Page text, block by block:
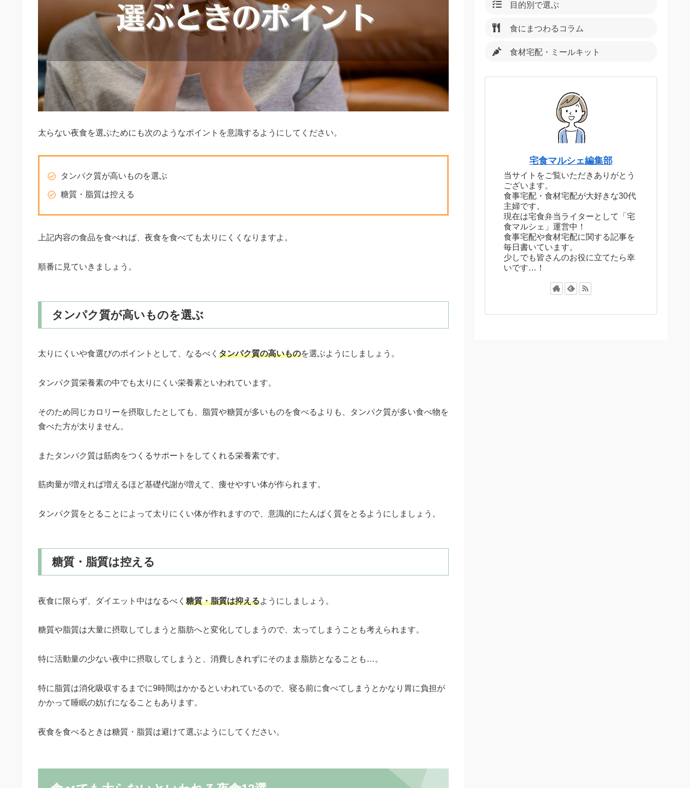
太らない夜食を選ぶためにも次のようなポイントを意識するようにしてください。
タンパク質が高いものを選ぶ
糖質・脂質は控える
上記内容の食品を食べれば、夜食を食べても太りにくくなりますよ。
順番に見ていきましょう。
タンパク質が高いものを選ぶ
太りにくいや食選びのポイントとして、なるべく タンパク質の高いものを選ぶようにしましょう。
タンパク質栄養素の中でも太りにくい栄養素といわれています。
そのため同じカロリーを摂取したとしても、脂質や糖質が多いものを食べるよりも、タンパク質が多い食べ物を
食べた方が太りません。
またタンパク質は筋肉をつくるサポートをしてくれる栄養素です。
筋肉量が増えれば増えるほど基礎代謝が増えて、痩せやすい体が作られます。
タンパク質をとることによって太りにくい体が作れますので、意識的にたんぱく質をとるようにしましょう。
糖質・脂質は控える
夜食に限らず、ダイエット中はなるべく 糖質・脂質は抑えるようにしましょう。
糖質や脂質は大量に摂取してしまうと脂肪へと変化してしまうので、太ってしまうことも考えられます。
特に活動量の少ない夜中に摂取してしまうと、消費しきれずにそのまま脂肪となることも…。
特に脂質は消化吸収するまでに9時間はかかるといわれているので、寝る前に食べてしまうとかなり胃に負担が
かかって睡眠の妨げになることもあります。
夜食を食べるときは糖質・脂質は避けて選ぶようにしてください。
目的別で選ぶ
食にまつわるコラム
食材宅配・ミールキット
宅食マルシェ編集部
当サイトをご覧いただきありがとう
ございます。
食事宅配・食材宅配が大好きな30代
主婦です。
現在は宅食弁当ライターとして「宅
食マルシェ」運営中！
食事宅配や食材宅配に関する記事を
毎日書いています。
少しでも皆さんのお役に立てたら幸
いです…！